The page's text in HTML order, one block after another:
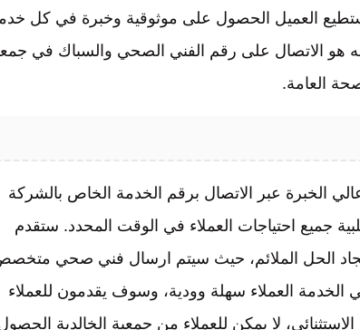
العميل الحصول على موثوقية وخبرة في كل
هو الاتصال على رقم الفني الصحي والسباك في
العامة.
الخبرة عبر الاتصال برقم الخدمة الخاص بالشركة
العملاء على مدار 24 ساعة لضمان تلبية جميع احتياجات العملاء في الوقت المحدد. ستقدم
الحل الملائم، حيث سيتم ارسال فني صحي
الخدمة العملاء سهلة وودية، وسوف يقدمون للعملاء
لا يمكن للعملاء من جمعية الخالدية